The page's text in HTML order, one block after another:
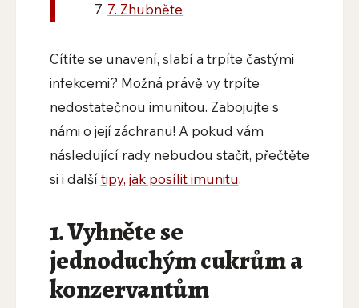
7. Zhubněte
Cítíte se unavení, slabí a trpíte častými
infekcemi? Možná právě vy trpíte
nedostatečnou imunitou. Zabojujte s
námi o její záchranu! A pokud vám
následující rady nebudou stačit, přečtěte
si i dalšítipy, jak posílit imunitu.
1. Vyhněte se
jednoduchým cukrům a
konzervantům